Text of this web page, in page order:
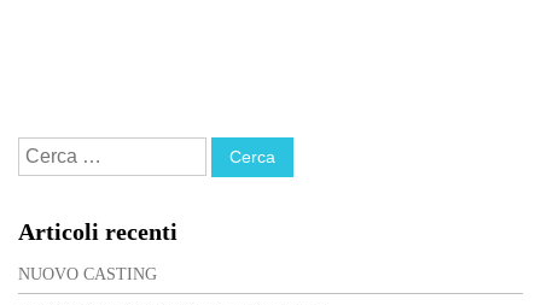
Articoli recenti
NUOVO CASTING